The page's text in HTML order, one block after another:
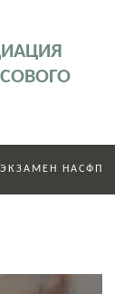
ЭКЗАМЕН НАСФП